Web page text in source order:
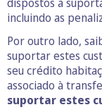
dispostos a
incluindo as
Por outro lado,
suportar estes
seu crédito
associado à
suportar estes